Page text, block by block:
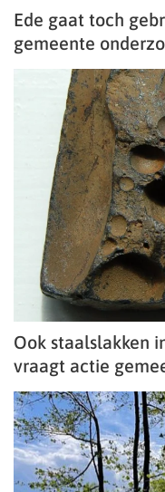
Ede gaat toch
gemeente
Ook staalslakken
vraagt actie